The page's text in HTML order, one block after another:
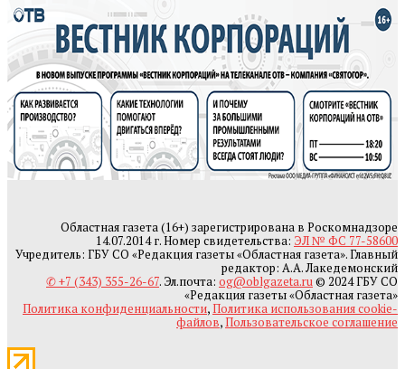
Областная газета (16+) зарегистрирована в Роскомнадзоре
14.07.2014 г. Номер свидетельства: ЭЛ № ФС 77-58600
Учредитель: ГБУ СО «Редакция газеты «Областная газета». Главный
редактор: А.А. Лакедемонский
✆ +7 (343) 355-26-67. Эл.почта: og@oblgazeta.ru© 2024 ГБУ СО
«Редакция газеты «Областная газета»
Политика конфиденциальности,Политика использования cookie-
файлов,Пользовательское соглашение